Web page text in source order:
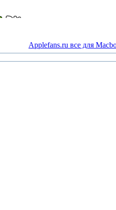
Applefans.ru все для